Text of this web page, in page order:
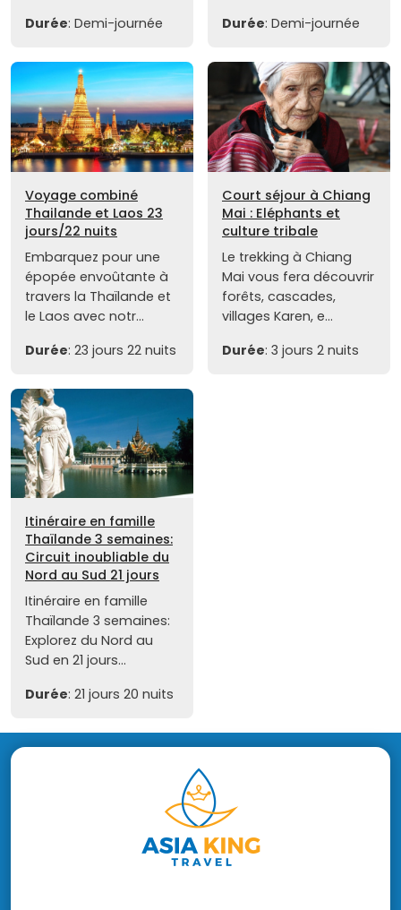
Durée: Demi-journée
Durée: Demi-journée
Voyage combiné
Thailande et Laos 23
jours/22 nuits
Embarquez pour une
épopée envoûtante à
travers la Thaïlande et
le Laos avec notr...
Durée: 23 jours 22 nuits
Court séjour à Chiang
Mai : Eléphants et
culture tribale
Le trekking à Chiang
Mai vous fera découvrir
forêts, cascades,
villages Karen, e...
Durée: 3 jours 2 nuits
Itinéraire en famille
Thaïlande 3 semaines:
Circuit inoubliable du
Nord au Sud 21 jours
Itinéraire en famille
Thaïlande 3 semaines:
Explorez du Nord au
Sud en 21 jours...
Durée: 21 jours 20 nuits